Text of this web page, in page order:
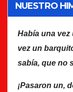
NUESTRO
Había una
vez un
sabía, que no
¡Pasaron un,